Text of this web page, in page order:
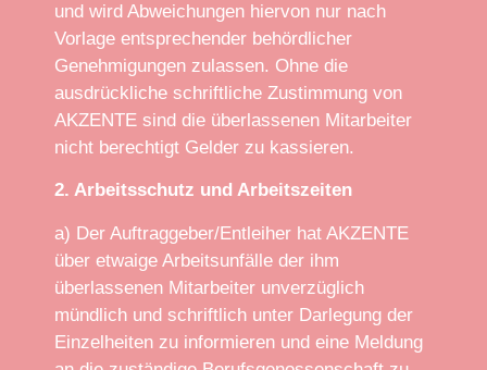
und wird Abweichungen hiervon nur nach
Vorlage entsprechender behördlicher
Genehmigungen zulassen. Ohne die
ausdrückliche schriftliche Zustimmung von
AKZENTE sind die überlassenen Mitarbeiter
nicht berechtigt Gelder zu kassieren.
2. Arbeitsschutz und Arbeitszeiten
a) Der Auftraggeber/Entleiher hat AKZENTE
über etwaige Arbeitsunfälle der ihm
überlassenen Mitarbeiter unverzüglich
mündlich und schriftlich unter Darlegung der
Einzelheiten zu informieren und eine Meldung